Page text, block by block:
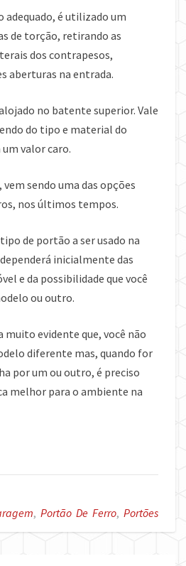
adequado, é utilizado um
de torção, retirando as
dos contrapesos,
aberturas na entrada.
no batente superior. Vale
do tipo e material do
valor caro.
sendo uma das opções
nos últimos tempos.
de portão a ser usado na
inicialmente das
e da possibilidade que você
ou outro.
muito evidente que, você não
diferente mas, quando for
por um ou outro, é preciso
melhor para o ambiente na
, Portão De Ferro, Portões